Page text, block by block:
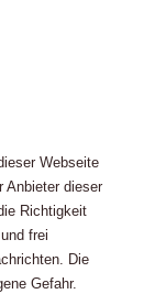
Webseite
Anbieter dieser
Richtigkeit
frei
Die
Gefahr.